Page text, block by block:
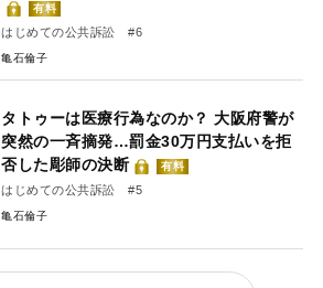
有料
はじめての公共訴訟 #6
亀石倫子
タトゥーは医療行為なのか？ 大阪府警が
突然の一斉摘発…罰金30万円支払いを拒
否した彫師の決断
有料
はじめての公共訴訟 #5
亀石倫子